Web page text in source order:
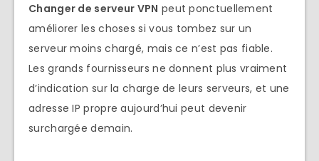
Changer de serveur VPN peut ponctuellement
améliorer les choses si vous tombez sur un
serveur moins chargé, mais ce n’est pas fiable.
Les grands fournisseurs ne donnent plus vraiment
d’indication sur la charge de leurs serveurs, et une
adresse IP propre aujourd’hui peut devenir
surchargée demain.